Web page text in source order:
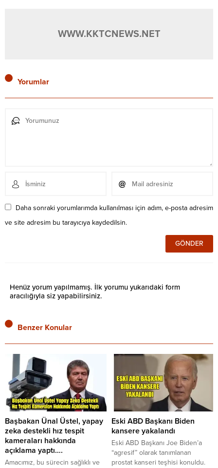
WWW.KKTCNEWS.NET
Yorumlar
Daha sonraki yorumlarımda kullanılması için adım, e-posta adresim
ve site adresim bu tarayıcıya kaydedilsin.
Henüz yorum yapılmamış. İlk yorumu yukarıdaki form
aracılığıyla siz yapabilirsiniz.
Benzer Konular
Başbakan Ünal Üstel, yapay
zeka destekli hız tespit
kameraları hakkında
açıklama yaptı….
Amacımız, bu sürecin sağlıklı ve
Eski ABD Başkanı Biden
kansere yakalandı
Eski ABD Başkanı Joe Biden’a
“agresif” olarak tanımlanan
prostat kanseri teşhisi konuldu.